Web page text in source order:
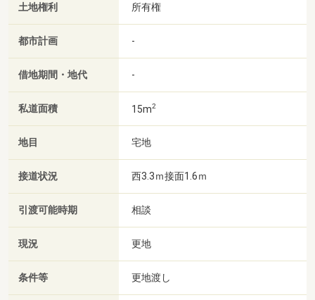
土地権利 所有権
都市計画 -
借地期間・地代 -
私道面積 15m2
地目 宅地
接道状況 西3.3ｍ接面1.6ｍ
引渡可能時期 相談
現況 更地
条件等 更地渡し